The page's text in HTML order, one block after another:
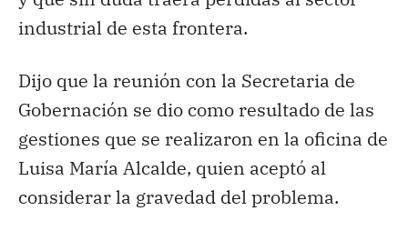
industrial de esta frontera.
Dijo que la reunión con la Secretaria de
Gobernación se dio como resultado de las
gestiones que se realizaron en la oficina de
Luisa María Alcalde, quien aceptó al
considerar la gravedad del problema.